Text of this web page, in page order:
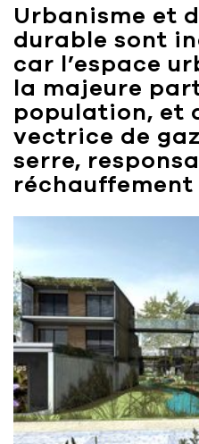
Urbanisme et
durable sont
car l’espace
la majeure
population, et
vectrice de
serre,
Patriarche.
Architecte,
Bart |
Maître d'ouvrage
Autumn |
Contractant
Myah |
Contractant
intérieur
Walter |
Exploitant,
animateur